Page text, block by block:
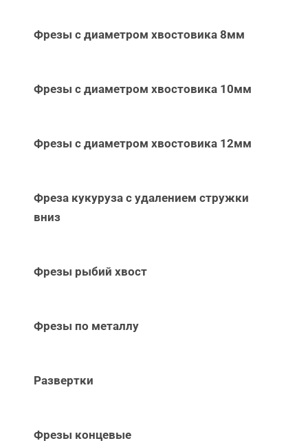
Фрезы с диаметром хвостовика 8мм
Фрезы с диаметром хвостовика 10мм
Фрезы с диаметром хвостовика 12мм
Фреза кукуруза с удалением стружки
вниз
Фрезы рыбий хвост
Фрезы по металлу
Развертки
Фрезы концевые